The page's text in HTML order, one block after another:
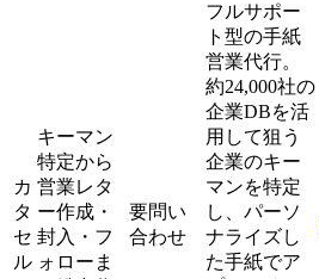
カ
タ
セ
ル
キーマン
特定から
営業レタ
ー作成・
封入・フ
ォローま
要問い
合わせ
フルサポー
ト型の手紙
営業代行。
約24,000社の
企業DBを活
用して狙う
企業のキー
マンを特定
し、パーソ
ナライズし
た手紙でア